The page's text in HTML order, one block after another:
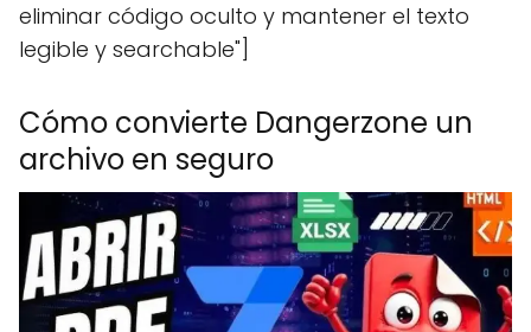
eliminar código oculto y mantener el texto
legible y searchable"]
Cómo convierte Dangerzone un
archivo en seguro